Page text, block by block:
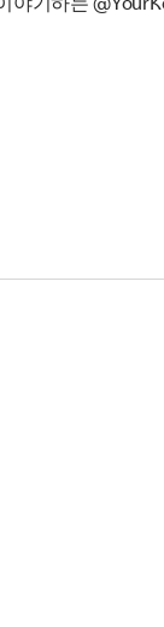
야기하는